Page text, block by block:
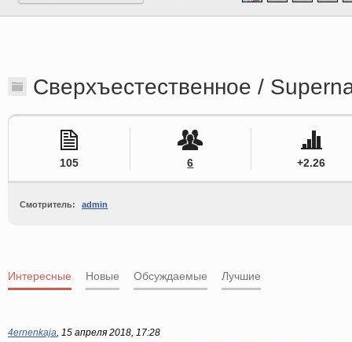
Сверхъестественное /
105 6 +2.26
Смотритель: admin
Интересные Новые Обсуждаемые Лучшие
4ernenkaja, 15 апреля 2018, 17:28